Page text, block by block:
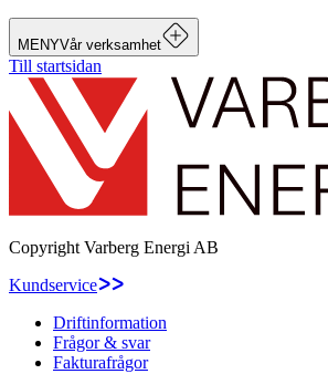
MENYVår verksamhet
Till startsidan
Copyright Varberg Energi AB
Kundservice
Driftinformation
Frågor & svar
Fakturafrågor